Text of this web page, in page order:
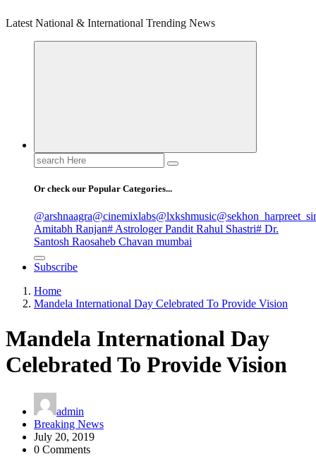
Latest National & International Trending News
Search
for:
Or check our Popular Categories...
@arshnaagra@cinemixlabs@lxkshmusic
Amitabh Ranjan# Astrologer Pandit Rahul Shastri# Dr.
Santosh Raosaheb Chavan mumbai
Subscribe
Home
Mandela International Day Celebrated To Provide Vision
Mandela International Day
Celebrated To Provide Vision
admin
Breaking News
July 20, 2019
0 Comments